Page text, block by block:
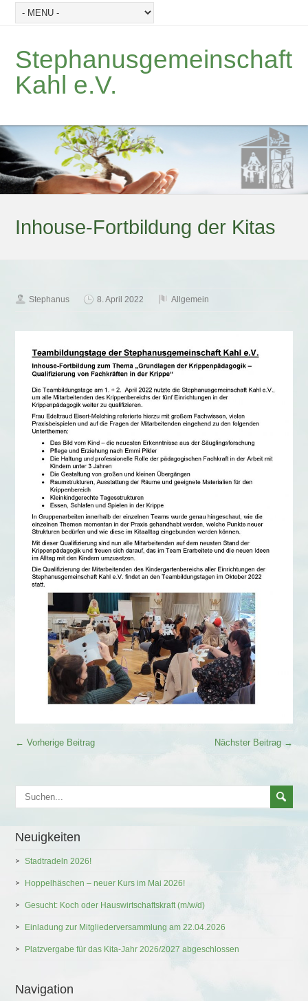
Stephanusgemeinschaft
Kahl e.V.
Inhouse-Fortbildung der Kitas
Stephanus 8. April 2022 Allgemein
← Vorherige Beitrag Nächster Beitrag →
Neuigkeiten
Stadtradeln 2026!
Hoppelhäschen – neuer Kurs im Mai 2026!
Gesucht: Koch oder Hauswirtschaftskraft (m/w/d)
Einladung zur Mitgliederversammlung am 22.04.2026
Platzvergabe für das Kita-Jahr 2026/2027 abgeschlossen
Navigation